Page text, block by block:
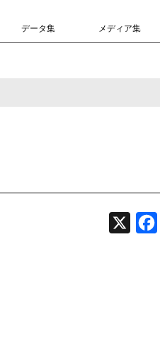
データ集 メディア集